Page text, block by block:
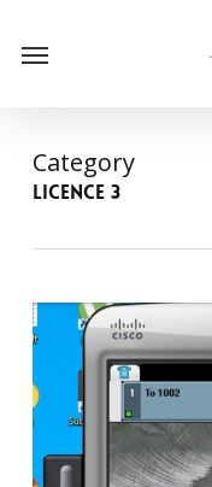
Menu
Category
Licence 3